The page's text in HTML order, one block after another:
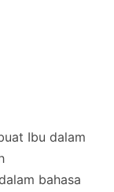
Ibu dalam
bahasa